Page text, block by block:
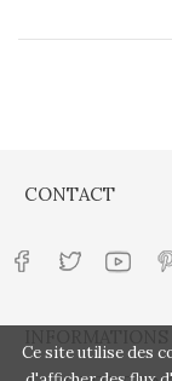
Ce site utilise des
CONTACT